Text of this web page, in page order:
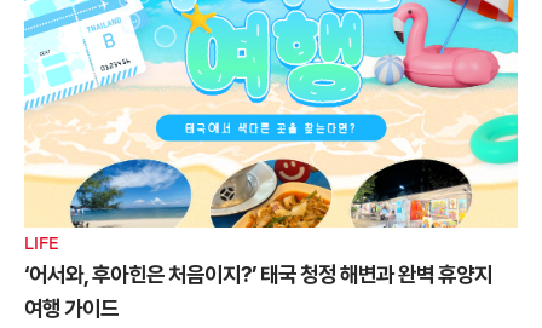
LIFE
‘어서와, 후아힌은 처음이지?’ 태국 청정 해변과 완벽 휴양지
여행 가이드